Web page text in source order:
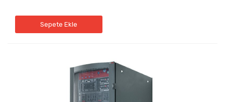
Sepete Ekle